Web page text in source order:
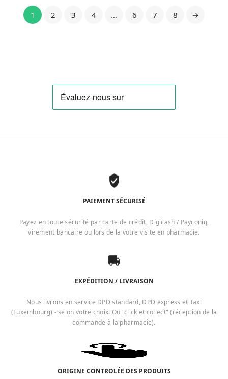
1 2 3 4 … 6 7 8 →
PAIEMENT SÉCURISÉ
Payez en toute sécurité par carte de crédit, Digicash / Payconiq,
virement bancaire ou lors de la votre visite en pharmacie.
EXPÉDITION / LIVRAISON
Nous livrons en service DPD standard, DPD express et Taxi
(Luxembourg) - selon votre choix! Ou "click et collect" (réception de la
commande à la pharmacie).
ORIGINE CONTROLÉE DES PRODUITS